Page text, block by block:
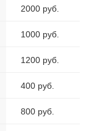
2000 руб.
1000 руб.
1200 руб.
400 руб.
800 руб.